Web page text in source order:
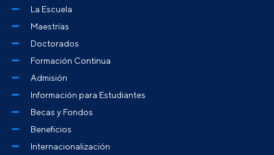
La Escuela
Maestrías
Doctorados
Formación Continua
Admisión
Información para Estudiantes
Becas y Fondos
Beneficios
Internacionalización